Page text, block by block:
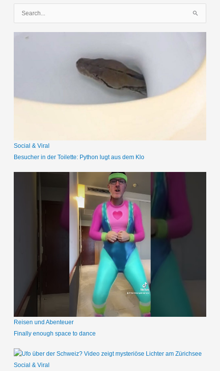
c
c
Social & Viral
Besucher in der Toilette: Python lugt aus dem Klo
Reisen und Abenteuer
Finally enough space to dance
Social & Viral